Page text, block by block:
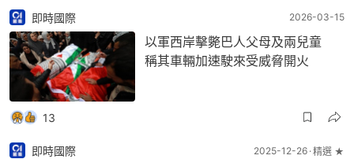
即時國際 2026-03-15
以軍西岸擊斃巴人父母及兩兒童
稱其車輛加速駛來受威脅開火
13
即時國際 2025-12-26 精選 ★